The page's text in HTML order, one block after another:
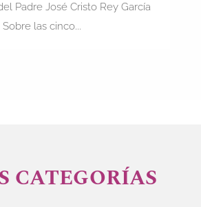
Padre José Cristo Rey García
las cinco...
CATEGORÍAS